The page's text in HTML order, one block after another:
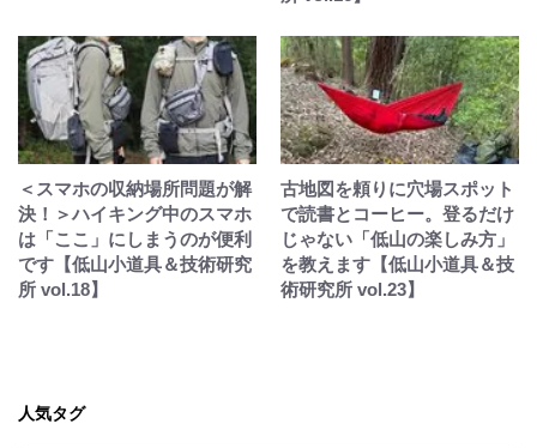
＜スマホの収納場所問題が解
決！＞ハイキング中のスマホ
は「ここ」にしまうのが便利
です【低山小道具＆技術研究
所 vol.18】
古地図を頼りに穴場スポット
で読書とコーヒー。登るだけ
じゃない「低山の楽しみ方」
を教えます【低山小道具＆技
術研究所 vol.23】
人気タグ